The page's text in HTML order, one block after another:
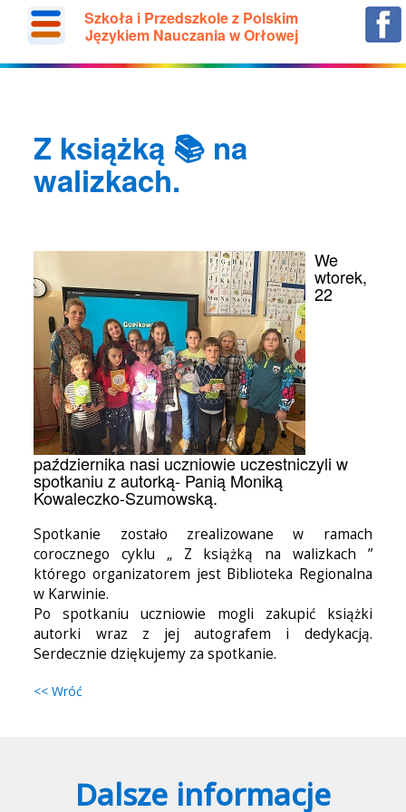
Szkoła i Przedszkole z Polskim
Językiem Nauczania w Orłowej
Z książką 📚 na
walizkach.
We
wtorek,
22
października nasi uczniowie uczestniczyli w
spotkaniu z autorką- Panią Moniką
Kowaleczko-Szumowską.
Spotkanie zostało zrealizowane w ramach
corocznego cyklu „ Z książką na walizkach ”
którego organizatorem jest Biblioteka Regionalna
w Karwinie.
Po spotkaniu uczniowie mogli zakupić książki
autorki wraz z jej autografem i dedykacją.
Serdecznie dziękujemy za spotkanie.
<< Wróć
Dalsze informacje